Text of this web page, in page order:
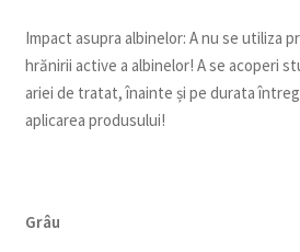
Impact asupra albinelor: A nu se utiliza
hrănirii active a albinelor! A se acoperi
ariei de tratat, înainte și pe durata
aplicarea produsului!
Grâu